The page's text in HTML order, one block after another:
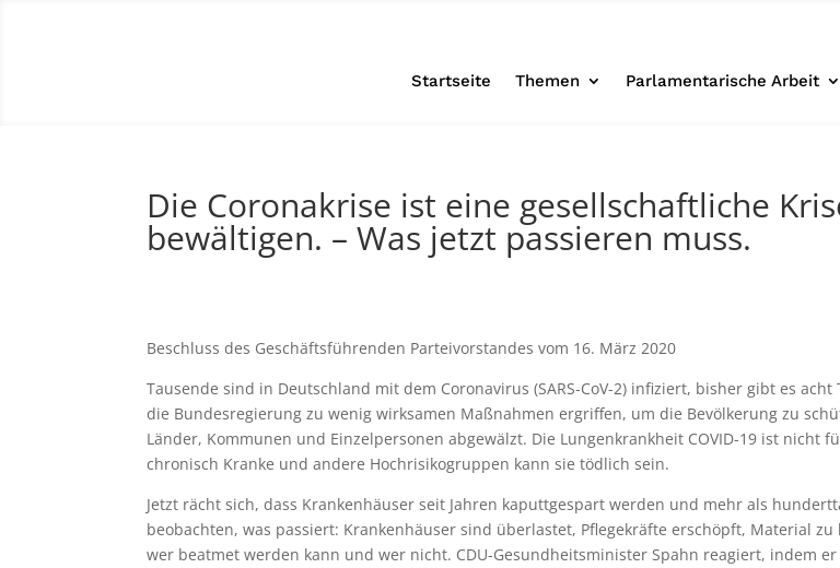
Startseite Themen Parlamentarische Arbeit
Die Coronakrise ist eine gesellschaftliche
bewältigen. – Was jetzt passieren muss.
Beschluss des Geschäftsführenden Parteivorstandes vom 16. März 2020
Tausende sind in Deutschland mit dem Coronavirus (SARS-CoV-2) infiziert, bisher gibt es
die Bundesregierung zu wenig wirksamen Maßnahmen ergriffen, um die Bevölkerung zu
Länder, Kommunen und Einzelpersonen abgewälzt. Die Lungenkrankheit COVID-19 ist
chronisch Kranke und andere Hochrisikogruppen kann sie tödlich sein.
Jetzt rächt sich, dass Krankenhäuser seit Jahren kaputtgespart werden und mehr als
beobachten, was passiert: Krankenhäuser sind überlastet, Pflegekräfte erschöpft, Material
wer beatmet werden kann und wer nicht. CDU-Gesundheitsminister Spahn reagiert, indem